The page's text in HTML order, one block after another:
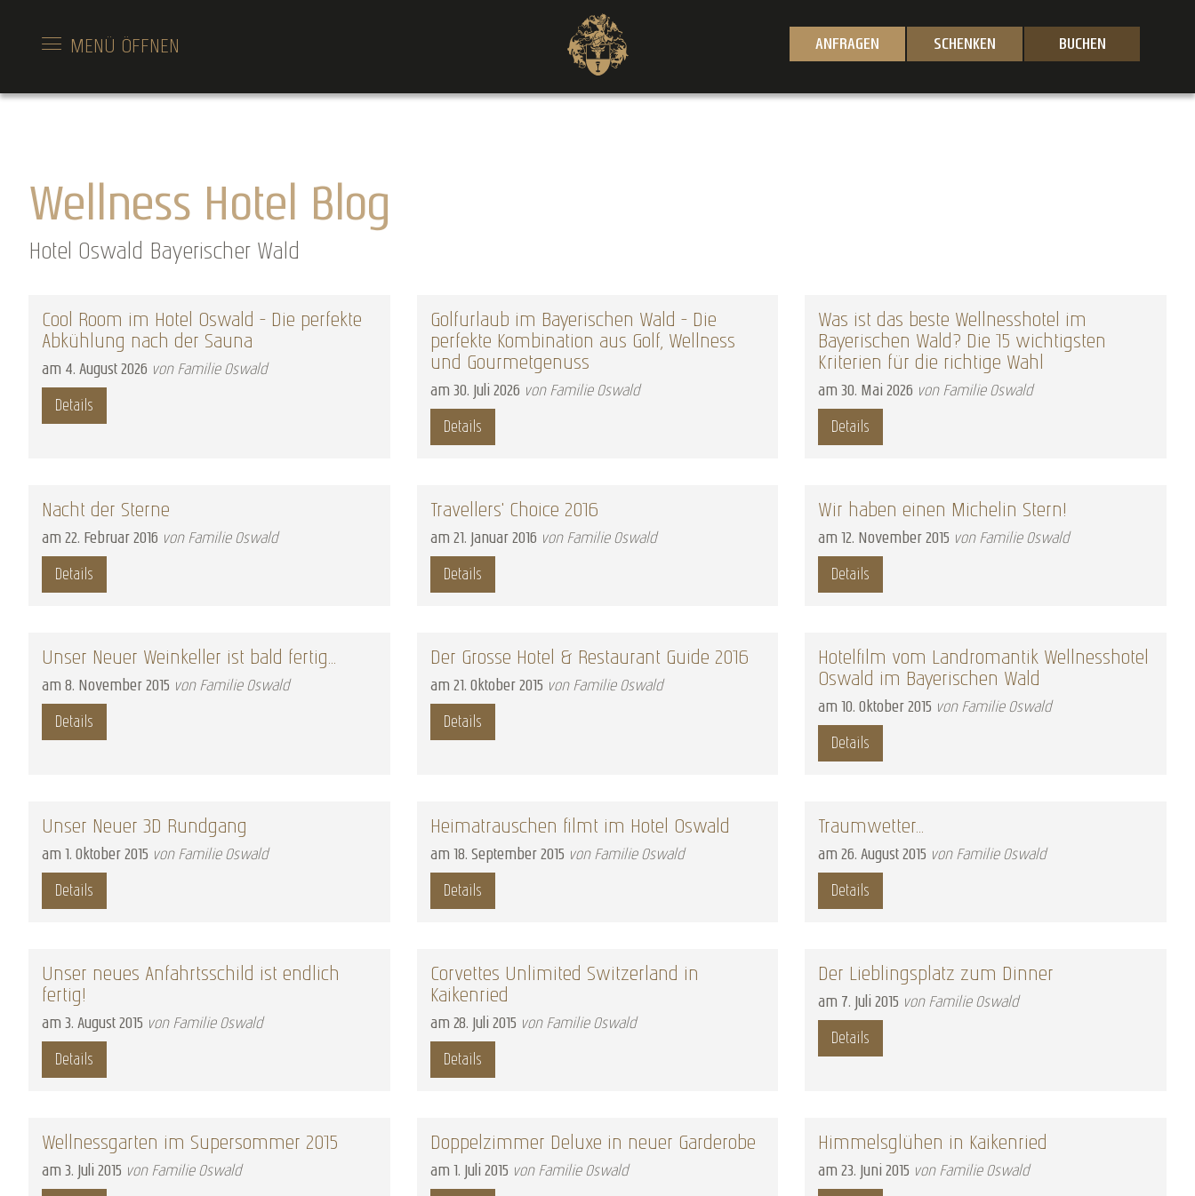
ANFRAGEN SCHENKEN BUCHEN
MENÜ ÖFFNEN
Wellness Hotel Blog
Hotel Oswald Bayerischer Wald
Cool Room im Hotel Oswald – Die perfekte
Abkühlung nach der Sauna
am 4. August 2026 von Familie Oswald
Details
Golfurlaub im Bayerischen Wald – Die
perfekte Kombination aus Golf, Wellness
und Gourmetgenuss
am 30. Juli 2026 von Familie Oswald
Details
Was ist das beste Wellnesshotel im
Bayerischen Wald? Die 15 wichtigsten
Kriterien für die richtige Wahl
am30. Mai 2026 von Familie Oswald
Details
Nacht der Sterne
am 22. Februar 2016 von Familie Oswald
Details
Travellers' Choice 2016
am 21. Januar 2016 von Familie Oswald
Details
Wir haben einen Michelin Stern!
am12. November 2015 von Familie Oswald
Details
Unser Neuer Weinkeller ist bald fertig...
am 8. November 2015 von Familie Oswald
Details
Der Grosse Hotel & Restaurant Guide 2016
am 21. Oktober 2015 von Familie Oswald
Details
Hotelfilm vom Landromantik Wellnesshotel
Oswald im Bayerischen Wald
am10.Oktober 2015 von Familie Oswald
Details
Unser Neuer 3D Rundgang
am 1. Oktober 2015 von Familie Oswald
Details
Heimatrauschen filmt im Hotel Oswald
am 18. September 2015 von Familie Oswald
Details
Traumwetter...
am26.August 2015 von Familie Oswald
Details
Unser neues Anfahrtsschild ist endlich
fertig!
am 3. August 2015 von Familie Oswald
Details
Corvettes Unlimited Switzerland in
Kaikenried
am 28. Juli 2015 von Familie Oswald
Details
Der Lieblingsplatz zum Dinner
am 7. Juli 2015 von Familie Oswald
Details
Wellnessgarten im Supersommer 2015
am 3. Juli 2015 von Familie Oswald
Doppelzimmer Deluxe in neuer Garderobe
am 1. Juli 2015 von Familie Oswald
Himmelsglühen in Kaikenried
am23. Juni 2015 von Familie Oswald